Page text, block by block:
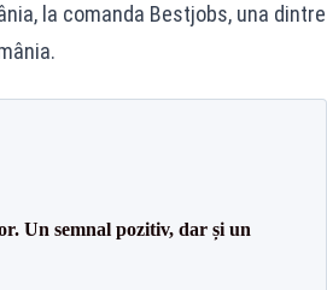
la comanda Bestjobs, una dintre
Un semnal pozitiv, dar și un